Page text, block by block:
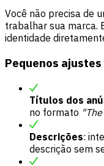
Você não precisa de
trabalhar sua marca.
identidade
Pequenos
Títulos dos
no formato
Descrições:
descrição sem